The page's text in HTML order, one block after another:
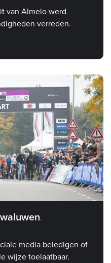
van Almelo werd
verreden.
media beledigen of
wijze toelaatbaar.